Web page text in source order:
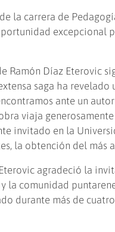
la carrera de
excepcional
Ramón Díaz Eterovic
saga ha
ante un
viaja
invitado en la
la obtención del
agradeció la
la comunidad
durante más de